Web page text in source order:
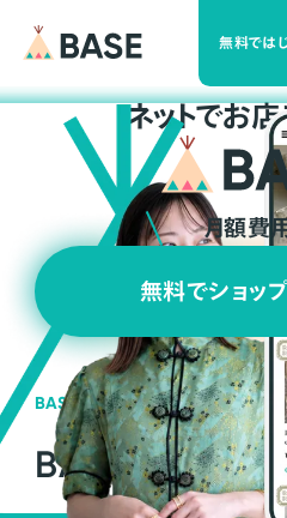
無料では
ネットでお店
月額費
無料でショッ
BASEの強み
BASEが強い3